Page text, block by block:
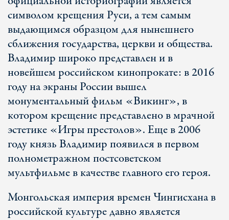
символом крещения Руси, а тем самым
выдающимся образцом для нынешнего
сближения государства, церкви и общества.
Владимир широко представлен и в
новейшем российском кинопрокате: в 2016
году на экраны России вышел
монументальный фильм «Викинг», в
котором крещение представлено в мрачной
эстетике «Игры престолов». Еще в 2006
году князь Владимир появился в первом
полнометражном постсоветском
мультфильме в качестве главного его героя.
Монгольская империя времен Чингисхана в
российской культуре давно является